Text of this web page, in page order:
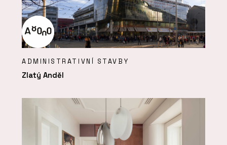
ADMINISTRATIVNÍ STAVBY
Zlatý Anděl